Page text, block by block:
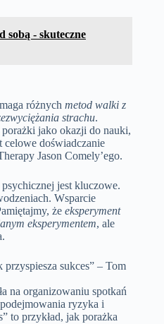
sobą - skuteczne
różnych metod walki z
strachu.
jako okazji do nauki,
celowe doświadczanie
Jason Comely’ego.
jest kluczowe.
Wsparcie
że eksperyment
eksperymentem, ale
sukces” – Tom
na organizowaniu spotkań
ryzyka i
to przykład, jak porażka